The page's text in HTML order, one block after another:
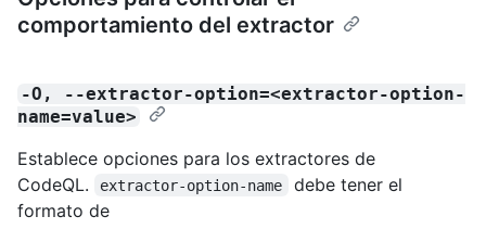
comportamiento del extractor
-O, --extractor-option=<extractor-option-
name=value>
Establece opciones para los extractores de
CodeQL.
extractor-option-name
debe tener el
formato de